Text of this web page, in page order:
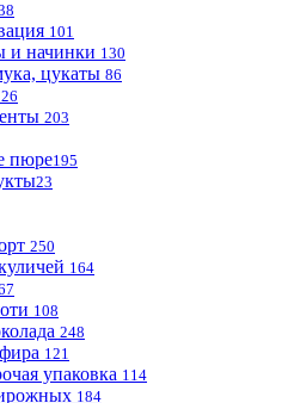
101
и начинки 130
цукаты 86
26
203
пюре195
23
250
164
108
248
121
упаковка 114
184